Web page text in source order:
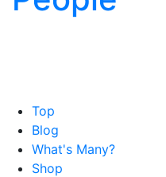
Top
Blog
What's Many?
Shop